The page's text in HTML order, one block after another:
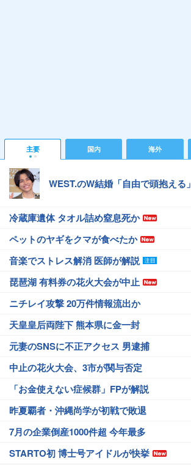
主要 国内 海外
WEST.のW結婚「自由で頭抱える」
冷蔵庫遺体 タオル詰め窒息死か
ペットのヤギをクマが食べたか
音楽でストレス解消 医師が解説
琵琶湖 有料券の花火大会が中止
ニチレイ攻撃 20万件情報流出か
天皇皇后両陛下 熊本県に金一封
元妻のSNSに不正アクセス 男逮捕
中止の花火大会、3市が関与否定
「お金使えない症候群」FPが解説
昨夏覇者・沖縄尚学が初戦で敗退
7月の企業倒産1000件超 今年最多
STARTO初 博士号アイドルが快挙